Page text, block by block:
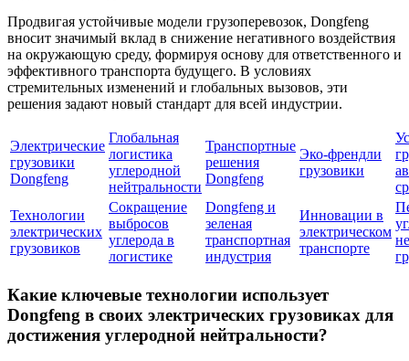
Продвигая устойчивые модели грузоперевозок, Dongfeng
вносит значимый вклад в снижение негативного воздействия
на окружающую среду, формируя основу для ответственного и
эффективного транспорта будущего. В условиях
стремительных изменений и глобальных вызовов, эти
решения задают новый стандарт для всей индустрии.
Электрические
грузовики
Dongfeng
Глобальная
логистика
углеродной
нейтральности
Транспортные
решения
Dongfeng
Эко-френдли
грузовики
Технологии
электрических
грузовиков
Сокращение
выбросов
углерода в
логистике
Dongfeng и
зеленая
транспортная
индустрия
Инновации в
электрическом
транспорте
Какие ключевые технологии использует
Dongfeng в своих электрических грузовиках для
достижения углеродной нейтральности?